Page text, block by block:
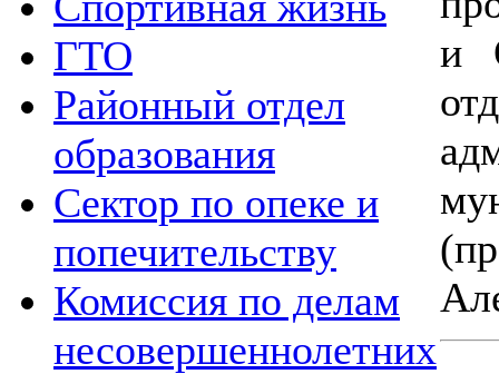
ГТО
Районный отдел
образования
Сектор по опеке и
попечительству
Комиссия по делам
несовершеннолетних
и